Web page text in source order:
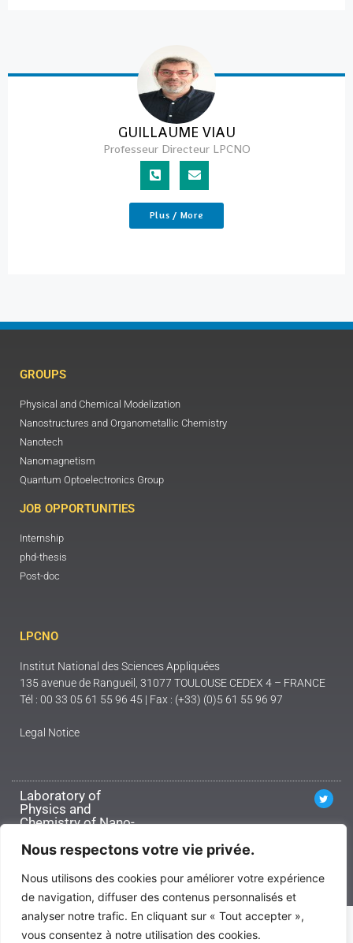
Nous respectons votre vie privée.
Nous utilisons des cookies pour améliorer votre expérience
de navigation, diffuser des contenus personnalisés et
analyser notre trafic. En cliquant sur « Tout accepter »,
vous consentez à notre utilisation des cookies.
GUILLAUME VIAU
Professeur Directeur LPCNO
Plus / More
GROUPS
Physical and Chemical Modelization
Nanostructures and Organometallic Chemistry
Nanotech
Nanomagnetism
Quantum Optoelectronics Group
JOB OPPORTUNITIES
Internship
phd-thesis
Post-doc
LPCNO
Institut National des Sciences Appliquées
135 avenue de Rangueil, 31077 TOULOUSE CEDEX 4 – FRANCE
Tél : 00 33 05 61 55 96 45 | Fax : (+33) (0)5 61 55 96 97
Legal Notice
Laboratory of
Physics and
Chemistry of Nano-
Propulsed byCourcelles Design